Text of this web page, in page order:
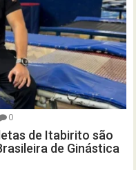
0
de Itabirito são
de Ginástica